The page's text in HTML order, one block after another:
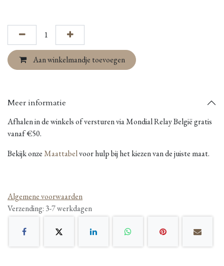
Aan winkelmandje toevoegen
Meer informatie
Afhalen in de winkels of versturen via Mondial Relay België gratis
vanaf €50.
Bekijk onzeMaattabelvoor hulp bij het kiezen van de juiste maat.
Algemene voorwaarden
Verzending: 3-7 werkdagen